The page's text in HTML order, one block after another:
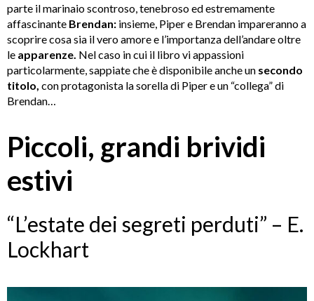
parte il marinaio scontroso, tenebroso ed estremamente
affascinante Brendan: insieme, Piper e Brendan impareranno a
scoprire cosa sia il vero amore e l’importanza dell’andare oltre
le apparenze. Nel caso in cui il libro vi appassioni
particolarmente, sappiate che è disponibile anche un secondo
titolo, con protagonista la sorella di Piper e un “collega” di
Brendan…
Piccoli, grandi brividi
estivi
“L’estate dei segreti perduti” – E.
Lockhart